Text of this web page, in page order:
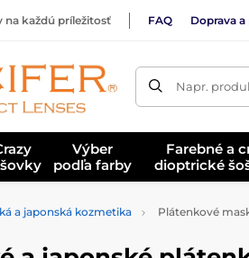
na každú príležitosť FAQ Doprava
Napr.
Výber
podľa farby
Farebné a
dioptrické
a japonská kozmetika Plátenkové